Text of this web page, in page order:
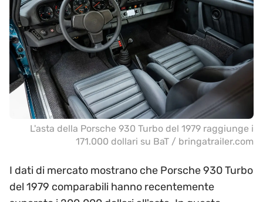
L'asta della Porsche 930 Turbo del 1979 raggiunge i
171.000 dollari su BaT / bringatrailer.com
I dati di mercato mostrano che Porsche 930 Turbo
del 1979 comparabili hanno recentemente